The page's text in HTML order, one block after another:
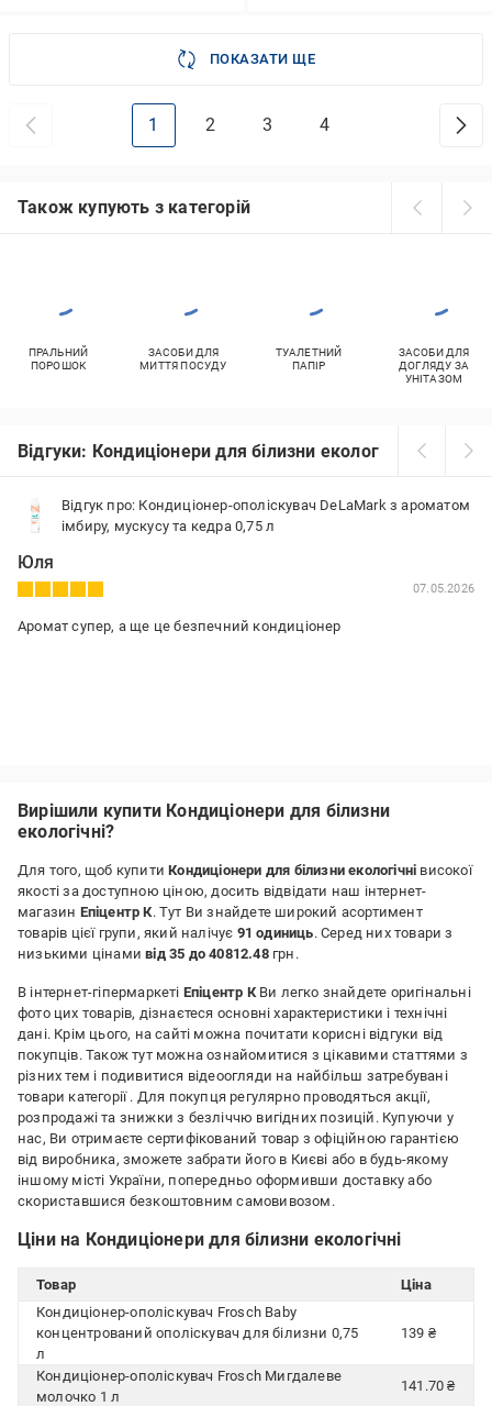
ПОКАЗАТИ ЩЕ
1 2 3 4
Також купують з категорій
ПРАЛЬНИЙ
ПОРОШОК
ЗАСОБИ ДЛЯ
МИТТЯ ПОСУДУ
ТУАЛЕТНИЙ
ПАПІР
ЗАСОБИ ДЛЯ
ДОГЛЯДУ ЗА
УНІТАЗОМ
Відгуки: Кондиціонери для білизни екологічні
Відгук про: Кондиціонер-ополіскувач DeLaMark з ароматом
імбиру, мускусу та кедра 0,75 л
Юля
07.05.2026
Аромат супер, а ще це безпечний кондиціонер
Вирішили купити Кондиціонери для білизни
екологічні?
Для того, щоб купитиКондиціонери для білизни екологічні високої
якості за доступною ціною, досить відвідати наш інтернет-
магазин Епіцентр К. Тут Ви знайдете широкий асортимент
товарів цієї групи, який налічує 91 одиниць. Серед них товари з
низькими цінамивід 35 до 40812.48грн.
В інтернет-гіпермаркеті Епіцентр КВи легко знайдете оригінальні
фото цих товарів, дізнаєтеся основні характеристики і технічні
дані. Крім цього, на сайті можна почитати корисні відгуки від
покупців. Також тут можна ознайомитися з цікавими статтями з
різних тем і подивитися відеоогляди на найбільш затребувані
товари категорії . Для покупця регулярно проводяться акції,
розпродажі та знижки з безліччю вигідних позицій. Купуючи у
нас, Ви отримаєте сертифікований товар з офіційною гарантією
від виробника, зможете забрати його в Києві або в будь-якому
іншому місті України, попередньо оформивши доставку або
скориставшися безкоштовним самовивозом.
Ціни на Кондиціонери для білизни екологічні
Товар
Ціна
Кондиціонер-ополіскувач Frosch Baby
концентрований ополіскувач для білизни 0,75
л
139 ₴
Кондиціонер-ополіскувач Frosch Мигдалеве
молочко 1 л
141.70 ₴